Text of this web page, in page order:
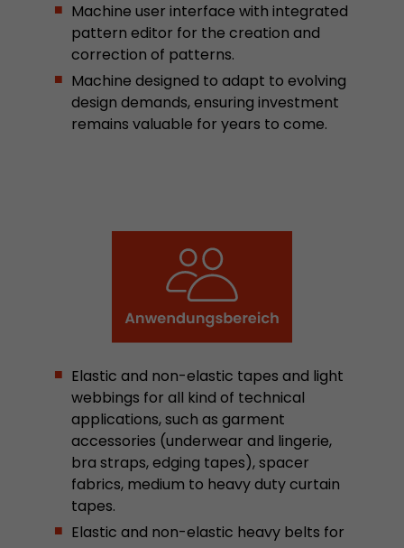
Machine user interface with integrated
pattern editor for the creation and
correction of patterns.
Machine designed to adapt to evolving
design demands, ensuring investment
remains valuable for years to come.
Elastic and non-elastic tapes and light
webbings for all kind of technical
applications, such as garment
accessories (underwear and lingerie,
bra straps, edging tapes), spacer
fabrics, medium to heavy duty curtain
tapes.
Elastic and non-elastic heavy belts for
Name _ga
Provider https://analytics.google.com
Laufzeit 2 Jahre
Registriert eine eindeutige ID, die verwendet
__utmt
https://analytics.google.com
10 Minuten
Zweck
Unterscheidung von Nutzern und Sitzungen;
es Statistiken über den Traffic der Website.
Datenschutzrichtlinie finden Sie hier:
https://www.google.com/intl/en/analytics/
Name _li_id
Provider Leadinfo B.V.